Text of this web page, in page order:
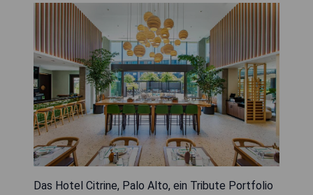
Das Hotel Citrine, Palo Alto, ein Tribute Portfolio